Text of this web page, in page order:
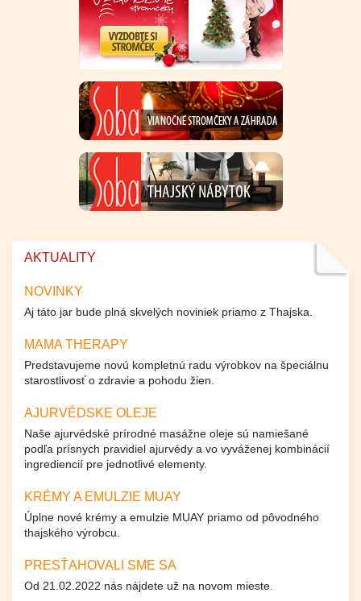
AKTUALITY
NOVINKY
Aj táto jar bude plná skvelých noviniek priamo z Thajska.
MAMA THERAPY
Predstavujeme novú kompletnú radu výrobkov na špeciálnu
starostlivosť o zdravie a pohodu žien.
AJURVÉDSKE OLEJE
Naše ajurvédské prírodné masážne oleje sú namiešané
podľa prísnych pravidiel ajurvédy a vo vyváženej kombinácií
ingrediencií pre jednotlivé elementy.
KRÉMY A EMULZIE MUAY
Úplne nové krémy a emulzie MUAY priamo od pôvodného
thajského výrobcu.
PRESŤAHOVALI SME SA
Od 21.02.2022 nás nájdete už na novom mieste.